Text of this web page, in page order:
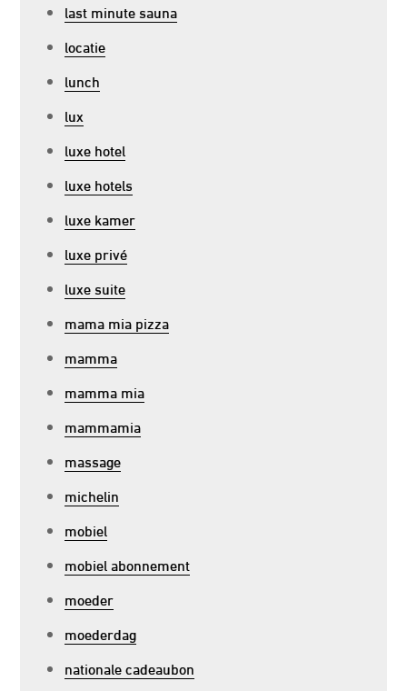
last minute sauna
locatie
lunch
lux
luxe hotel
luxe hotels
luxe kamer
luxe privé
luxe suite
mama mia pizza
mamma
mamma mia
mammamia
massage
michelin
mobiel
mobiel abonnement
moeder
moederdag
nationale cadeaubon